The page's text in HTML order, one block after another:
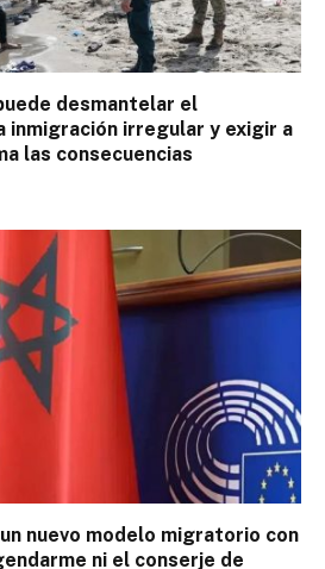
desmantelar el
inmigración irregular y exigir a
las consecuencias
nuevo modelo migratorio con
ni el conserje de